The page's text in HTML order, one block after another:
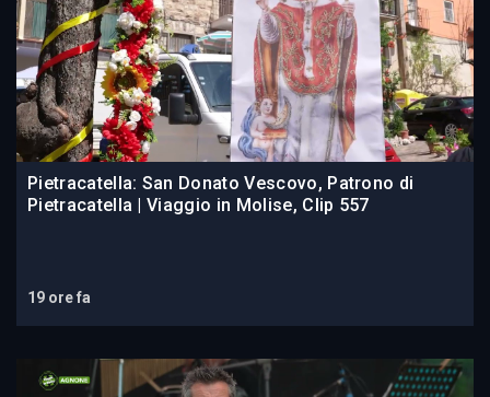
Pietracatella: San Donato Vescovo, Patrono di
Pietracatella | Viaggio in Molise, Clip 557
19 ore fa